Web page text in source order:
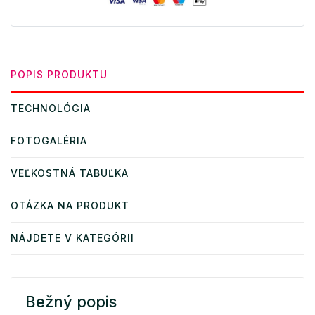
POPIS PRODUKTU
TECHNOLÓGIA
FOTOGALÉRIA
VEĽKOSTNÁ TABUĽKA
OTÁZKA NA PRODUKT
NÁJDETE V KATEGÓRII
Bežný popis